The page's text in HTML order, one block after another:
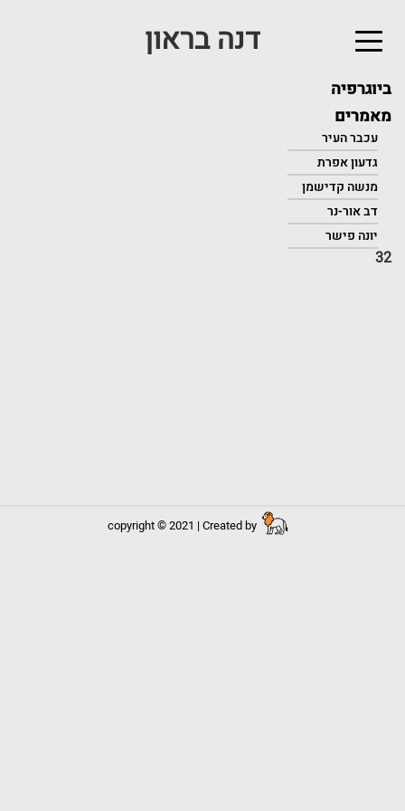
ראשי
דנה בראון
ביוגרפיה
מאמרים
עכבר העיר
גדעון אפרת
מנשה קדישמן
דב אור-נר
יונה פישר
32
copyright © 2021 | Created by